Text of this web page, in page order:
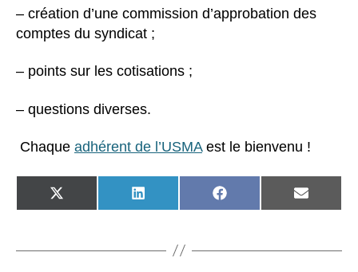
– création d’une commission d’approbation des
comptes du syndicat ;
– points sur les cotisations ;
– questions diverses.
Chaque adhérent de l’USMAest le bienvenu !
SHARE
ON
SHARE
ON
SHARE
ON
SHARE
ON